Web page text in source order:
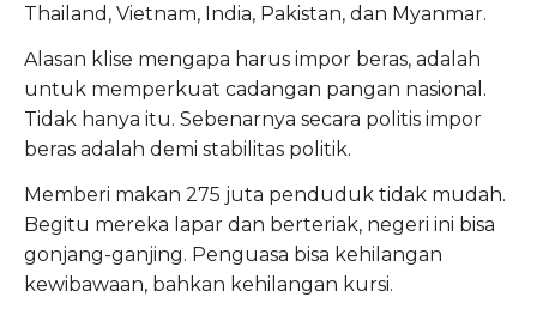
Thailand, Vietnam, India, Pakistan, dan Myanmar.
Alasan klise mengapa harus impor beras, adalah
untuk memperkuat cadangan pangan nasional.
Tidak hanya itu. Sebenarnya secara politis impor
beras adalah demi stabilitas politik.
Memberi makan 275 juta penduduk tidak mudah.
Begitu mereka lapar dan berteriak, negeri ini bisa
gonjang-ganjing. Penguasa bisa kehilangan
kewibawaan, bahkan kehilangan kursi.